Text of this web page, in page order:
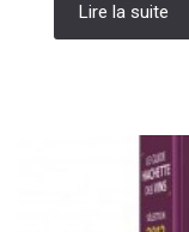
Lire la suite